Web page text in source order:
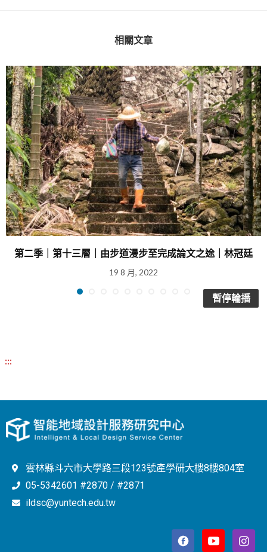
相關文章
第二季｜第十三層｜由步道漫步至完成論文之途｜林冠廷
19 8 月, 2022
暫停輪播
:::
雲林縣斗六市大學路三段123號產學研大樓8樓804室
05-5342601 #2870 / #2871
ildsc@yuntech.edu.tw